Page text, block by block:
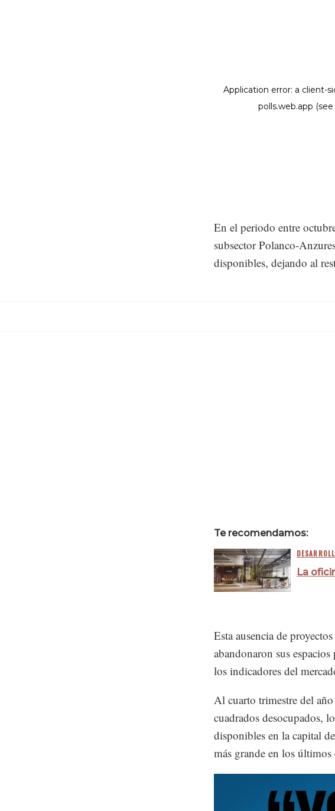
En el periodo entre
subsector Polanco-
disponibles, dejando al
Te recomendamos:
La
Esta ausencia de
abandonaron sus
los indicadores del
Al cuarto trimestre del
cuadrados desocupados,
disponibles en la capital
más grande en los últimos